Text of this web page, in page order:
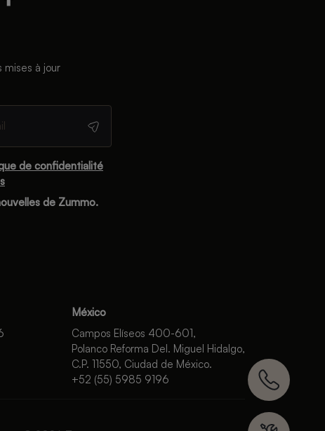
mises à jour
de confidentialité
de Zummo.
México
Campos Elíseos 400-601,
Polanco Reforma Del. Miguel Hidalgo,
C.P. 11550, Ciudad de México.
+52 (55) 5985 9196